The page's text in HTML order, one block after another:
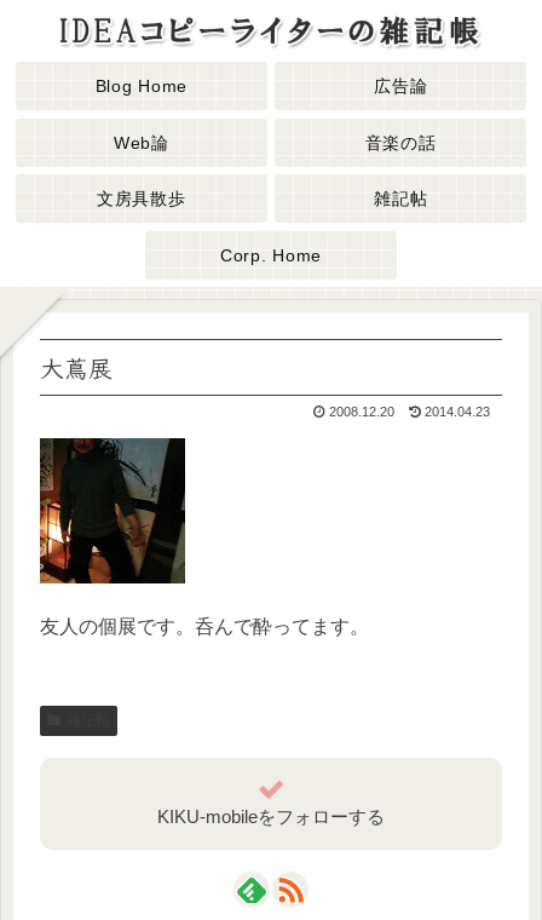
Blog Home 広告論
Web論 音楽の話
文房具散歩 雑記帖
Corp. Home
大蔦展
2008.12.20 2014.04.23
友人の個展です。呑んで酔ってます。
KIKU-mobileをフォローする